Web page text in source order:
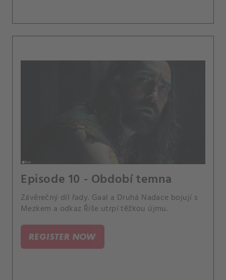
Episode 10 - Období temna
Závěrečný díl řady. Gaal a Druhá Nadace bojují s
Mezkem a odkaz Říše utrpí těžkou újmu.
REGISTER NOW